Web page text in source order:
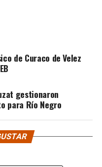
de Curaco de Velez
gestionaron
para Río Negro